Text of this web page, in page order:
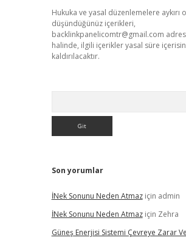
Hukuka ve yasal düzenlemelere aykırı
düşündüğünüz içerikleri,
backlinkpanelicomtr@gmail.com
halinde, ilgili içerikler yasal süre
kaldırılacaktır.
Son yorumlar
İNek Sonunu Neden Atmaziçin admin
İNek Sonunu Neden Atmaziçin Zehra
Güneş Enerjisi Sistemi Çevreye Zarar